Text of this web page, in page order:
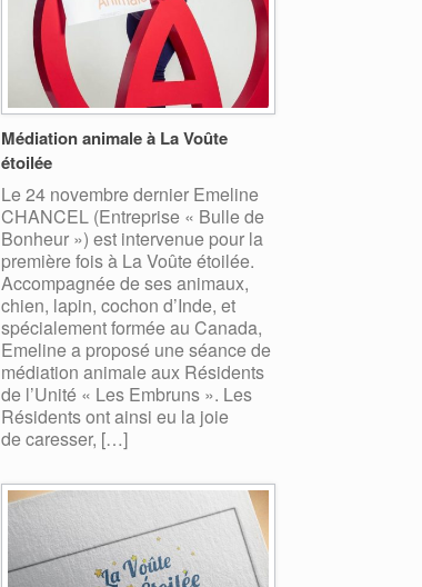
Médiation animale à La Voûte
étoilée
Le 24 novembre dernier Emeline
CHANCEL (Entreprise « Bulle de
Bonheur ») est intervenue pour la
première fois à La Voûte étoilée.
Accompagnée de ses animaux,
chien, lapin, cochon d’Inde, et
spécialement formée au Canada,
Emeline a proposé une séance de
médiation animale aux Résidents
de l’Unité « Les Embruns ». Les
Résidents ont ainsi eu la joie
de caresser, […]